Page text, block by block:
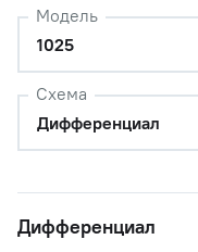
Модель
1025
Схема
Дифференциал
Дифференциал